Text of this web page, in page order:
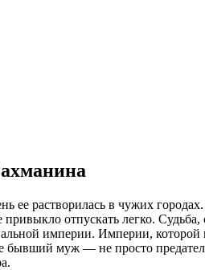
ее растворилась в чужих
отпускать легко.
империи. Империи, которой
бывший муж — не просто